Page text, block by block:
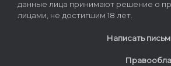
данные лица принимают решение о
лицами, не достигшим 18 лет.
Написать